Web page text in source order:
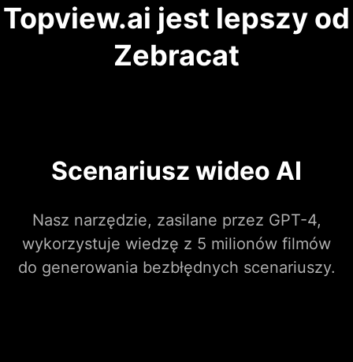
Topview.ai jest lepszy od
Zebracat
Scenariusz wideo AI
Nasz narzędzie, zasilane przez GPT-4,
wykorzystuje wiedzę z 5 milionów filmów
do generowania bezbłędnych scenariuszy.